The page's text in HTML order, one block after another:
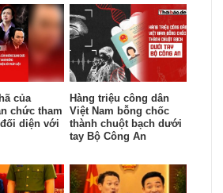
của
chức tham
diện với
Hàng triệu công dân
Việt Nam bỗng chốc
thành chuột bạch dưới
tay Bộ Công An